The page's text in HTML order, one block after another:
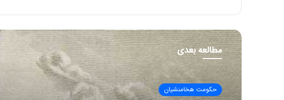
مطالعه بعدی
حکومت هخامنشیان